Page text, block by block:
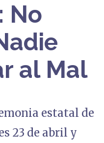
No
al Mal
estatal de
23 de abril y